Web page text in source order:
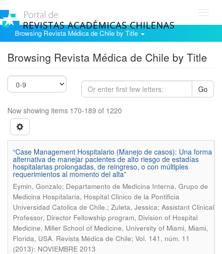
Browsing Revista Médica de Chile by Title
Browsing Revista Médica de Chile by Title
Go
Now showing items 170-189 of 1220
“Case Management Hospitalario (Manejo de casos): Una forma
alternativa de manejar pacientes de alto riesgo de estadías
hospitalarias prolongadas, de reingreso, o con múltiples
requerimientos al momento del alta”
Eymin, Gonzalo; Departamento de Medicina Interna, Grupo de
Medicina Hospitalaria, Hospital Clinico de la Pontificia
Universidad Catolica de Chile.; Zuleta, Jessica; Assistant Clinical
Professor, Director Fellowship program, Division of Hospital
Medicine, Miller School of Medicine, University of Miami, Miami,
Florida, USA. Revista Médica de Chile; Vol. 141, núm. 11
(2013): NOVIEMBRE 2013